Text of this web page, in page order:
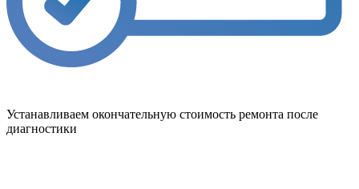
Устанавливаем окончательную стоимость ремонта после
диагностики